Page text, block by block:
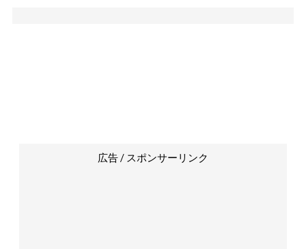
広告 / スポンサーリンク